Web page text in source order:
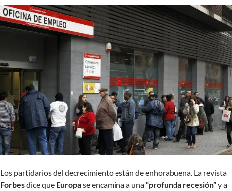
Los partidarios del decrecimiento están de enhorabuena. La revista
Forbesdice que Europase encamina a una“profunda recesión”y a